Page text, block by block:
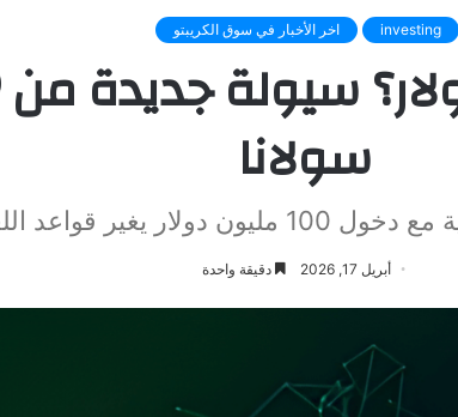
investing اخر الأخبار في سوق الكريبتو
سولانا
يغير قواعد اللعبة
أبريل 17, 2026 دقيقة واحدة